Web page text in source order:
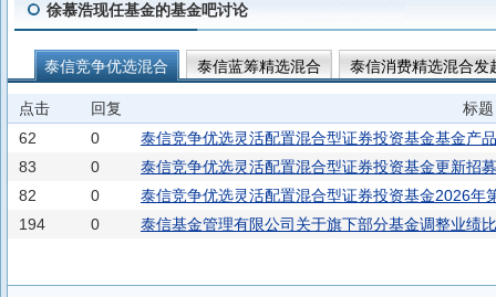
徐慕浩现任基金的基金吧讨论
泰信竞争优选混合 泰信蓝筹精选混合 泰信消费精选混合发
点击 回复
标题
62
0
泰信竞争优选灵活配置混合型证券投资基金基金产
83
0
泰信竞争优选灵活配置混合型证券投资基金更新招
82
0
泰信竞争优选灵活配置混合型证券投资基金2026年
194
0 泰信基金管理有限公司关于旗下部分基金调整业绩